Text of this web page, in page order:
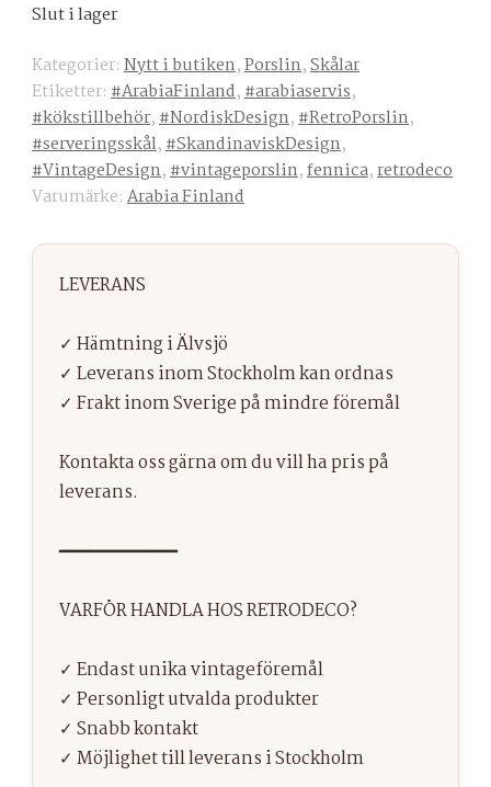
Slut i lager
Kategorier: Nytt i butiken,Porslin,Skålar
Etiketter: #ArabiaFinland,#arabiaservis,
#kökstillbehör,#NordiskDesign,#RetroPorslin,
#serveringsskål,#SkandinaviskDesign,
#VintageDesign,#vintageporslin,fennica,retrodeco
Varumärke: Arabia Finland